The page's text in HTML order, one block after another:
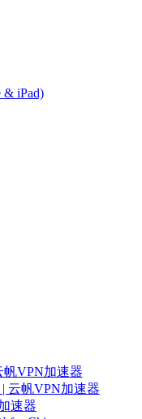
& iPad)
帆VPN加速器
| 云帆VPN加速器
速器